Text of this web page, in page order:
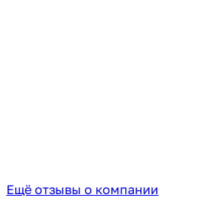
Ещё отзывы о компании